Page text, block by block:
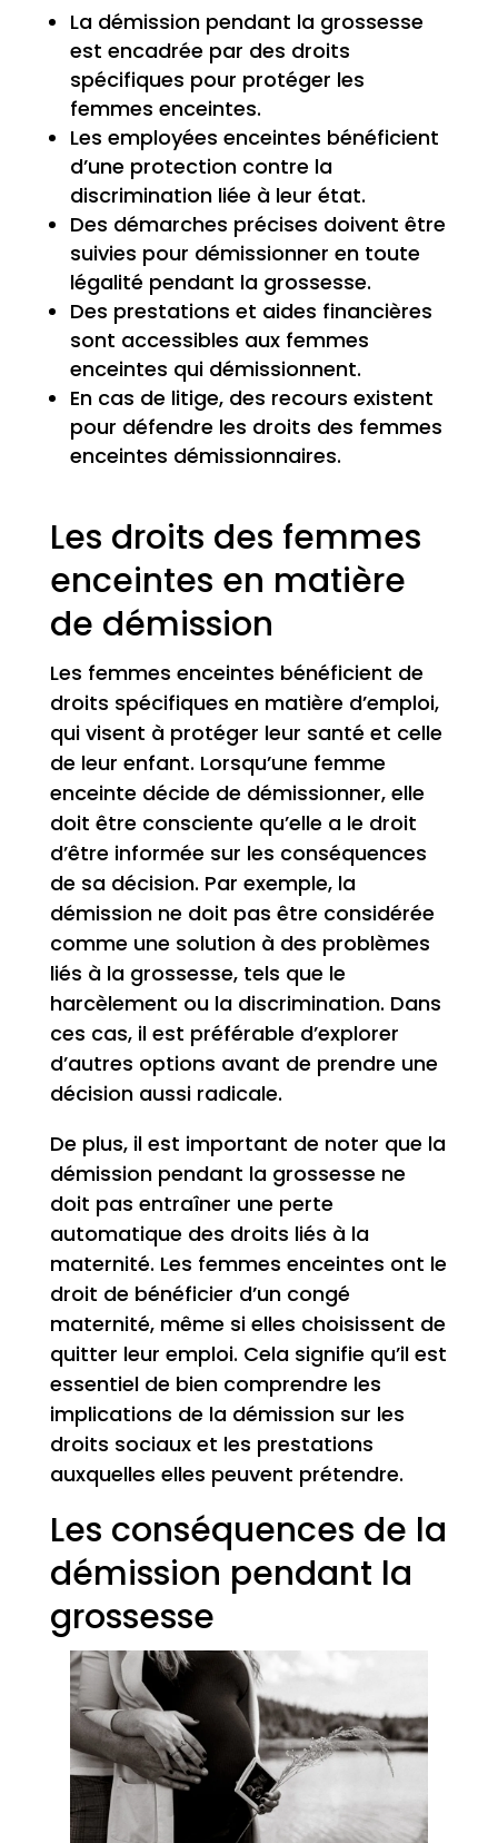
La démission pendant la grossesse
est encadrée par des droits
spécifiques pour protéger les
femmes enceintes.
Les employées enceintes bénéficient
d’une protection contre la
discrimination liée à leur état.
Des démarches précises doivent être
suivies pour démissionner en toute
légalité pendant la grossesse.
Des prestations et aides financières
sont accessibles aux femmes
enceintes qui démissionnent.
En cas de litige, des recours existent
pour défendre les droits des femmes
enceintes démissionnaires.
Les droits des femmes
enceintes en matière
de démission
Les femmes enceintes bénéficient de
droits spécifiques en matière d’emploi,
qui visent à protéger leur santé et celle
de leur enfant. Lorsqu’une femme
enceinte décide de démissionner, elle
doit être consciente qu’elle a le droit
d’être informée sur les conséquences
de sa décision. Par exemple, la
démission ne doit pas être considérée
comme une solution à des problèmes
liés à la grossesse, tels que le
harcèlement ou la discrimination. Dans
ces cas, il est préférable d’explorer
d’autres options avant de prendre une
décision aussi radicale.
De plus, il est important de noter que la
démission pendant la grossesse ne
doit pas entraîner une perte
automatique des droits liés à la
maternité. Les femmes enceintes ont le
droit de bénéficier d’un congé
maternité, même si elles choisissent de
quitter leur emploi. Cela signifie qu’il est
essentiel de bien comprendre les
implications de la démission sur les
droits sociaux et les prestations
auxquelles elles peuvent prétendre.
Les conséquences de la
démission pendant la
grossesse